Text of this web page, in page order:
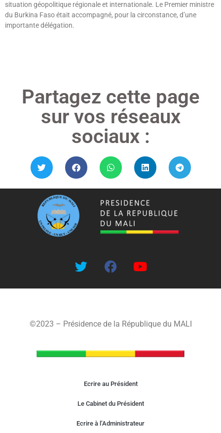
situation géopolitique régionale et internationale. Le Premier ministre
du Burkina Faso était accompagné, pour la circonstance, d’une
importante délégation.
Partagez cette page
sur vos réseaux
sociaux :
©2023 – Présidence de la République du MALI
Ecrire au Président
Le Cabinet du Président
Ecrire à l’Administrateur